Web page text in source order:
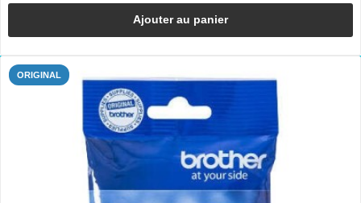
Ajouter au panier
ORIGINAL